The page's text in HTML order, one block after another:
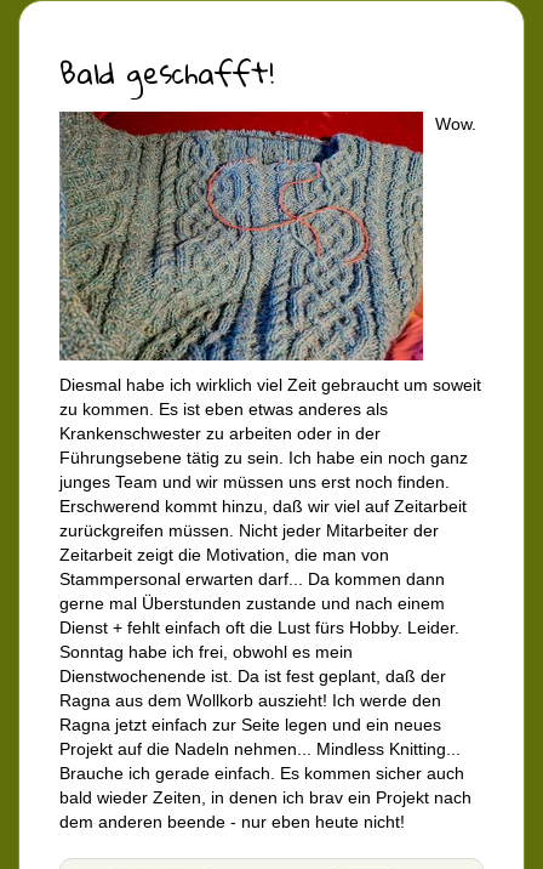
Bald geschafft!
Wow.
Diesmal habe ich wirklich viel Zeit gebraucht um soweit
zu kommen. Es ist eben etwas anderes als
Krankenschwester zu arbeiten oder in der
Führungsebene tätig zu sein. Ich habe ein noch ganz
junges Team und wir müssen uns erst noch finden.
Erschwerend kommt hinzu, daß wir viel auf Zeitarbeit
zurückgreifen müssen. Nicht jeder Mitarbeiter der
Zeitarbeit zeigt die Motivation, die man von
Stammpersonal erwarten darf... Da kommen dann
gerne mal Überstunden zustande und nach einem
Dienst + fehlt einfach oft die Lust fürs Hobby. Leider.
Sonntag habe ich frei, obwohl es mein
Dienstwochenende ist. Da ist fest geplant, daß der
Ragna aus dem Wollkorb auszieht! Ich werde den
Ragna jetzt einfach zur Seite legen und ein neues
Projekt auf die Nadeln nehmen... Mindless Knitting...
Brauche ich gerade einfach. Es kommen sicher auch
bald wieder Zeiten, in denen ich brav ein Projekt nach
dem anderen beende - nur eben heute nicht!